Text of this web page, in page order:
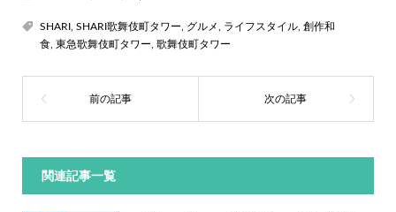
SHARI , SHARI歌舞伎町タワー, グルメ, ライフスタイル, 創作和
食, 東急歌舞伎町タワー, 歌舞伎町タワー
関連記事一覧